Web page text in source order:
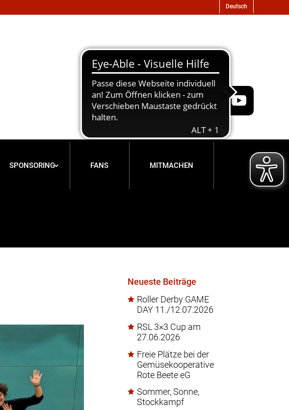
SPONSORING FANS MITMACHEN
Neueste Beiträge
Roller Derby GAME
DAY 11./12.07.2026
RSL 3×3 Cup am
27.06.2026
Freie Plätze bei der
Gemüsekooperative
Rote Beete eG
Sommer, Sonne,
Stockkampf